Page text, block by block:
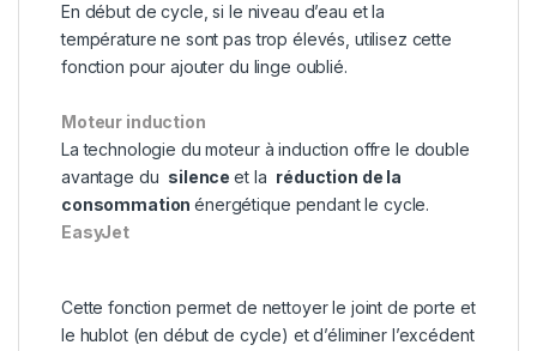
En début de cycle, si le niveau d’eau et la
température ne sont pas trop élevés, utilisez cette
fonction pour ajouter du linge oublié.
Moteur induction
La technologie du moteur à induction offre le double
avantage du silenceet la réduction de la
consommationénergétique pendant le cycle.
EasyJet
Cette fonction permet de nettoyer le joint de porte et
le hublot (en début de cycle) et d’éliminer l’excédent